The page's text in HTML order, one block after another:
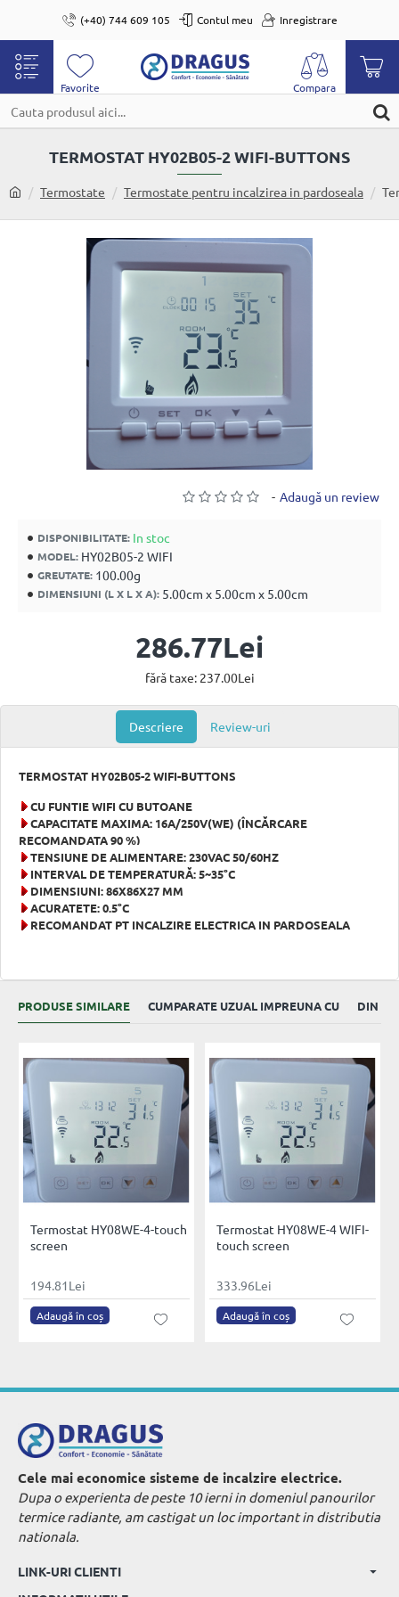
(+40) 744 609 105 Contul meu Inregistrare
Cauta
TERMOSTAT HY02B05-2 WIFI-BUTTONS
homeTermostate Termostate pentru incalzirea in pardoseala
DISPONIBILITATE: In stoc
MODEL: HY02B05-2 WIFI
GREUTATE: 100.00g
DIMENSIUNI (L X L X A): 5.00cm x 5.00cm x 5.00cm
- Adaugă un review
286.77Lei
fără taxe: 237.00Lei
Descriere Review-uri
TERMOSTAT HY02B05-2 WIFI-BUTTONS
CU FUNȚIE WIFI CU BUTOANE
CAPACITATE MAXIMA: 16A/250V(WE) (ÎNCĂRCARE
RECOMANDATA 90 %)
TENSIUNE DE ALIMENTARE: 230VAC 50/60HZ
INTERVAL DE TEMPERATURĂ: 5~35°C
DIMENSIUNI: 86X86X27 MM
ACURATEȚE: 0.5°C
RECOMANDAT PT INCALZIRE ELECTRICA IN PARDOSEALA
PRODUSE SIMILARE CUMPARATE UZUAL IMPREUNA CU DIN
Termostat HY08WE-4-touch
screen
194.81Lei
Adaugă în coș
Termostat HY08WE-4 WIFI-
touch screen
333.96Lei
Adaugă în coș
Cele mai economice sisteme de incalzire electrice.
Dupa o experienta de peste 10 ierni in domeniul panourilor
termice radiante, am castigat un loc important in distributia
nationala.
LINK-URI CLIENTI